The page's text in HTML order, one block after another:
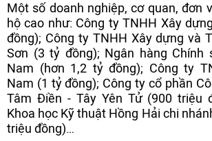
Một số doanh nghiệp, cơ quan, đơn
hộ cao như: Công ty TNHH Xây
đồng); Công ty TNHH Xây dựng và
Sơn (3 tỷ đồng); Ngân hàng Chính
Nam (hơn 1,2 tỷ đồng); Công ty
Nam (1 tỷ đồng); Công ty cổ phần
Tâm Điền - Tây Yên Tử (900 triệu
Khoa học Kỹ thuật Hồng Hải chi
triệu đồng)…